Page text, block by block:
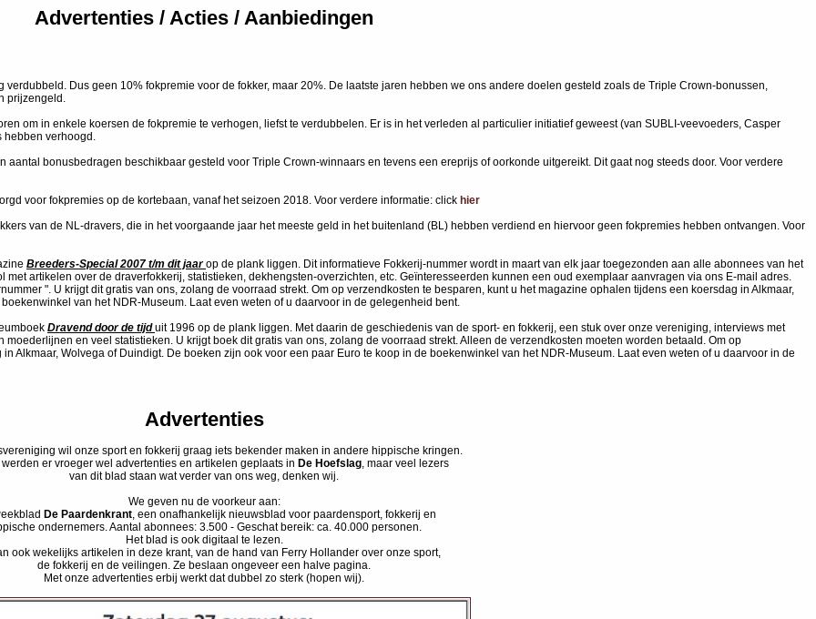
Advertenties / Acties / Aanbiedingen
Dus geen 10% fokpremie voor de fokker, maar 20%. De laatste jaren hebben we ons andere doelen gesteld zoals de Triple Crown-bonussen,
prijzengeld.
om in enkele koersen de fokpremie te verhogen, liefst te verdubbelen. Er is in het verleden al particulier initiatief geweest (van SUBLI-veevoeders, Casper
verhoogd.
bonusbedragen beschikbaar gesteld voor Triple Crown-winnaars en tevens een ereprijs of oorkonde uitgereikt. Dit gaat nog steeds door. Voor verdere
voor fokpremies op de kortebaan, vanaf het seizoen 2018. Voor verdere informatie: click hier
van de NL-dravers, die in het voorgaande jaar het meeste geld in het buitenland (BL) hebben verdiend en hiervoor geen fokpremies hebben ontvangen. Voor
Breeders-Special 2007 t/m dit jaarop de plank liggen. Dit informatieve Fokkerij-nummer wordt in maart van elk jaar toegezonden aan alle abonnees van het
artikelen over de draverfokkerij, statistieken, dekhengsten-overzichten, etc. Geïnteresseerden kunnen een oud exemplaar aanvragen via ons E-mail adres.
". U krijgt dit gratis van ons, zolang de voorraad strekt. Om op verzendkosten te besparen, kunt u het magazine ophalen tijdens een koersdag in Alkmaar,
van het NDR-Museum. Laat even weten of u daarvoor in de gelegenheid bent.
Dravend door de tijduit 1996 op de plank liggen. Met daarin de geschiedenis van de sport- en fokkerij, een stuk over onze vereniging, interviews met
en veel statistieken. U krijgt boek dit gratis van ons, zolang de voorraad strekt. Alleen de verzendkosten moeten worden betaald. Om op
Alkmaar, Wolvega of Duindigt. De boeken zijn ook voor een paar Euro te koop in de boekenwinkel van het NDR-Museum. Laat even weten of u daarvoor in de
Advertenties
wil onze sport en fokkerij graag iets bekender maken in andere hippische kringen.
er vroeger wel advertenties en artikelen geplaats in De Hoefslag, maar veel lezers
van dit blad staan wat verder van ons weg, denken wij.
We geven nu de voorkeur aan:
De Paardenkrant, een onafhankelijk nieuwsblad voor paardensport, fokkerij en
ondernemers. Aantal abonnees: 3.500 - Geschat bereik: ca. 40.000 personen.
Het blad is ook digitaal te lezen.
ook wekelijks artikelen in deze krant, van de hand van Ferry Hollander over onze sport,
de fokkerij en de veilingen. Ze beslaan ongeveer een halve pagina.
Met onze advertenties erbij werkt dat dubbel zo sterk (hopen wij).